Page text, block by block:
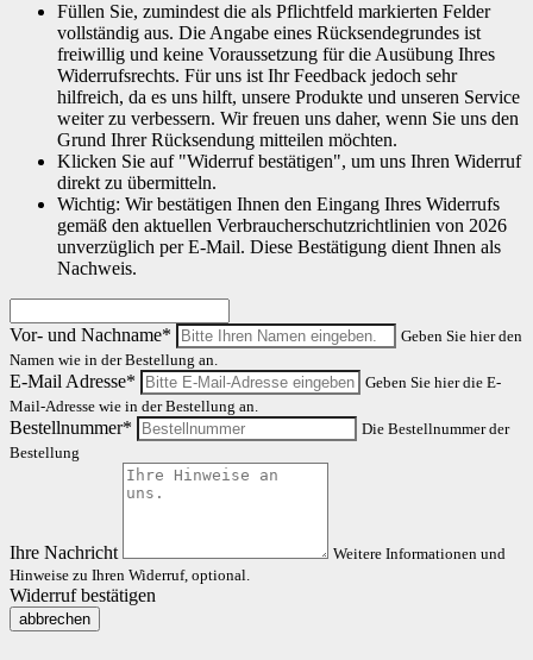
Füllen Sie, zumindest die als Pflichtfeld markierten Felder
vollständig aus. Die Angabe eines Rücksendegrundes ist
freiwillig und keine Voraussetzung für die Ausübung Ihres
Widerrufsrechts. Für uns ist Ihr Feedback jedoch sehr
hilfreich, da es uns hilft, unsere Produkte und unseren Service
weiter zu verbessern. Wir freuen uns daher, wenn Sie uns den
Grund Ihrer Rücksendung mitteilen möchten.
Klicken Sie auf "Widerruf bestätigen", um uns Ihren Widerruf
direkt zu übermitteln.
Wichtig: Wir bestätigen Ihnen den Eingang Ihres Widerrufs
gemäß den aktuellen Verbraucherschutzrichtlinien von 2026
unverzüglich per E-Mail. Diese Bestätigung dient Ihnen als
Nachweis.
Vor- und Nachname*
Geben Sie hier den
Namen wie in der Bestellung an.
E-Mail Adresse*
Geben Sie hier die E-
Mail-Adresse wie in der Bestellung an.
Bestellnummer*
Die Bestellnummer der
Bestellung
Ihre Nachricht
Weitere Informationen und
Hinweise zu Ihren Widerruf, optional.
Widerruf bestätigen
abbrechen